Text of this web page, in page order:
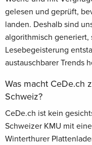
gelesen und geprüft,
landen. Deshalb sind
algorithmisch generiert,
Lesebegeisterung
austauschbarer Trends
Was macht CeDe.ch
Schweiz?
CeDe.ch ist kein
Schweizer KMU mit
Winterthurer